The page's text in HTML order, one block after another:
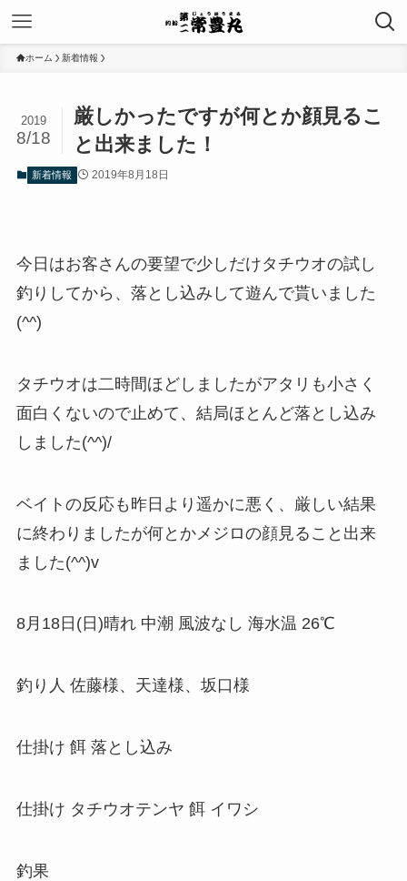
ホーム 新着情報
厳しかったですが何とか顔見るこ
と出来ました！
2019
8/18
新着情報 2019年8月18日
今日はお客さんの要望で少しだけタチウオの試し
釣りしてから、落とし込みして遊んで貰いました
(^^)
タチウオは二時間ほどしましたがアタリも小さく
面白くないので止めて、結局ほとんど落とし込み
しました(^^)/
ベイトの反応も昨日より遥かに悪く、厳しい結果
に終わりましたが何とかメジロの顔見ること出来
ました(^^)v
8月18日(日)晴れ 中潮 風波なし 海水温 26℃
釣り人 佐藤様、天達様、坂口様
仕掛け 餌 落とし込み
仕掛け タチウオテンヤ 餌 イワシ
釣果